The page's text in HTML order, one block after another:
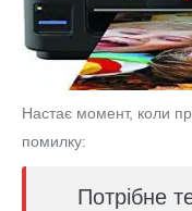
Настає момент, коли
помилку:
Потрібне